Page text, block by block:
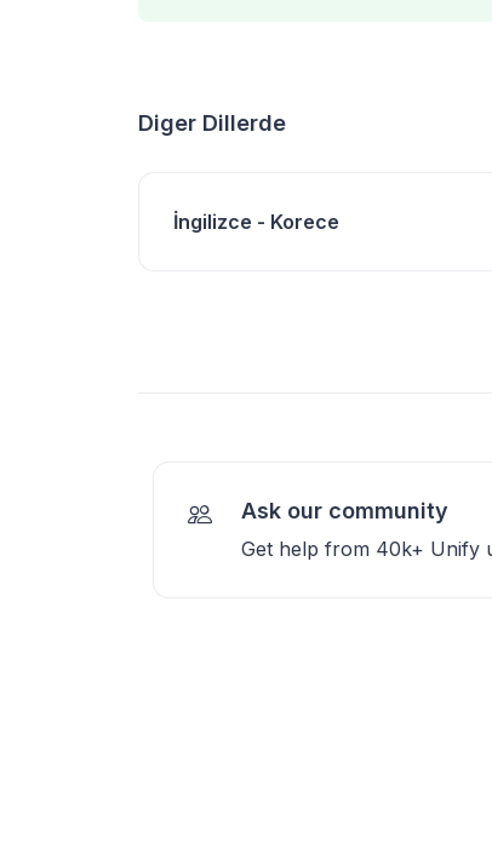
Diger Dillerde
İngilizce - Korece
Ask our community
Get help from 40k+ Unify